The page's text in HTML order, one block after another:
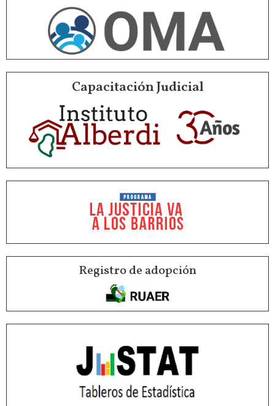
Capacitación Judicial
Registro de adopción